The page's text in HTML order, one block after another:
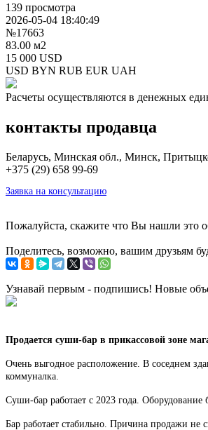
139 просмотра
2026-05-04 18:40:49
№17663
83.00 м2
15 000 USD
USD BYN RUB EUR UAH
Расчеты осуществляются в денежных
контакты продавца
Беларусь, Минская обл., Минск,
+375 (29) 658 99-69
Заявка на консультацию
Пожалуйста, скажите что Вы нашли это
Поделитесь, возможно, вашим друзьям
Узнавай первым - подпишись! Новые
Продается суши-бар в прикассовой зоне
Очень выгодное расположение. В соседнем
коммуналка.
Cуши-бар работает с 2023 года.
Бар работает стабильно. Причина продажи не